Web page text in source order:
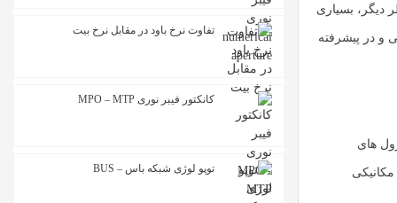
دیگر، بسیاری
و در پیشرفته
های
تفاوت نرخ باود در مقابل نرخ بیت
کانکتور فیبر نوری MPO – MTP
توپو لوژی شبکه باس – BUS